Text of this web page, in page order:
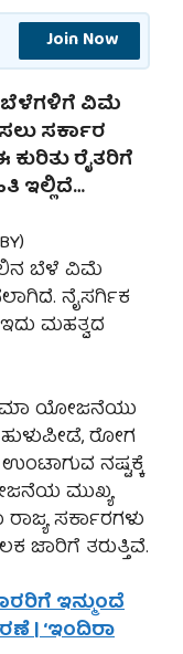
Join Now
ಬೆಳೆಗಳಿಗೆ ವಿಮೆ
ಸರ್ಕಾರ
ರೈತರಿಗೆ
ಇಲ್ಲಿದೆ…
ಬೆಳೆ ವಿಮೆ
ನೈಸರ್ಗಿಕ
ಮಹತ್ವದ
ಯೋಜನೆಯು
ರೋಗ
ನಷ್ಟಕ್ಕೆ
ಮುಖ್ಯ
ಸರ್ಕಾರಗಳು
ಜಾರಿಗೆ ತರುತ್ತಿವೆ.
ಇನ್ಮುಂದೆ
| ‘ಇಂದಿರಾ